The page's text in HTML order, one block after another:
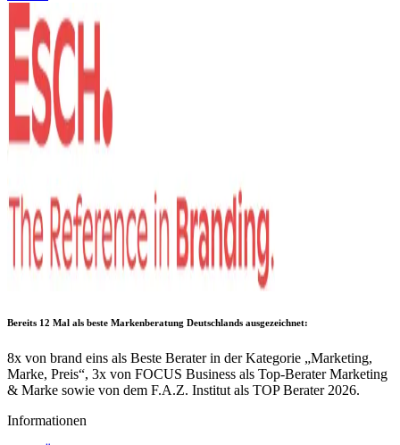
Bereits 12 Mal als beste Markenberatung Deutschlands ausgezeichnet:
8x von brand eins als Beste Berater in der Kategorie „Marketing,
Marke, Preis“, 3x von FOCUS Business als Top-Berater Marketing
& Marke sowie von dem F.A.Z. Institut als TOP Berater 2026.
Informationen